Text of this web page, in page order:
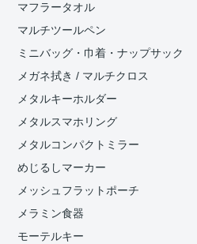
マフラータオル
マルチツールペン
ミニバッグ・巾着・ナップサック
メガネ拭き / マルチクロス
メタルキーホルダー
メタルスマホリング
メタルコンパクトミラー
めじるしマーカー
メッシュフラットポーチ
メラミン食器
モーテルキー